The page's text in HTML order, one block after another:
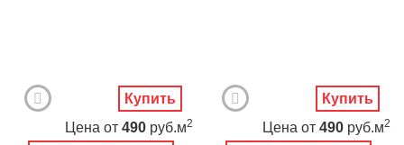
Цена от 490 руб.м2
Купить
Цена от 490 руб.м2
Купить